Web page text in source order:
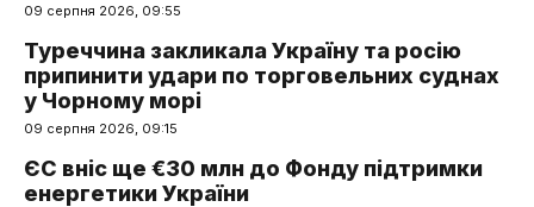
09 серпня 2026, 09:55
Туреччина закликала Україну та росію
припинити удари по торговельних суднах
у Чорному морі
09 серпня 2026, 09:15
ЄС вніс ще €30 млн до Фонду підтримки
енергетики України